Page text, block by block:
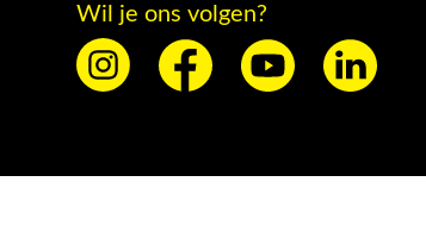
Wil je ons volgen?